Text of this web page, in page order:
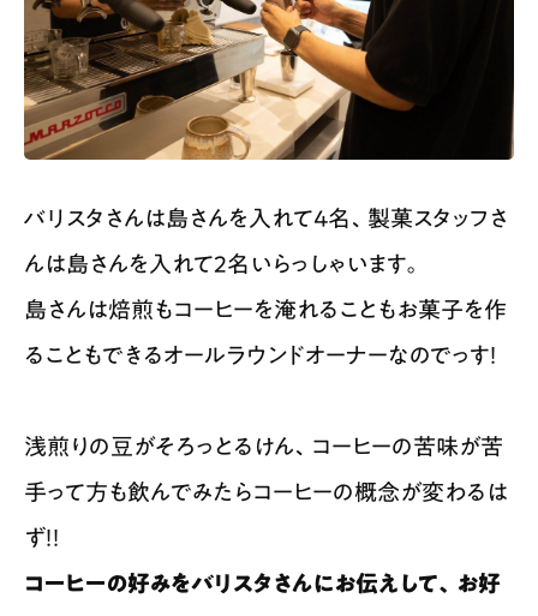
バリスタさんは島さんを入れて4名、製菓スタッフさ
んは島さんを入れて2名いらっしゃいます。
島さんは焙煎もコーヒーを淹れることもお菓子を作
ることもできるオールラウンドオーナーなのでっす！
浅煎りの豆がそろっとるけん、コーヒーの苦味が苦
手って方も飲んでみたらコーヒーの概念が変わるは
ず！！
コーヒーの好みをバリスタさんにお伝えして、お好